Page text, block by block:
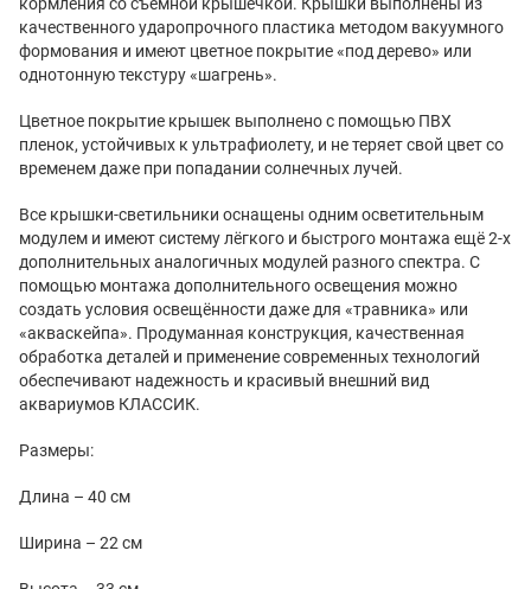
качественного ударопрочного пластика методом вакуумного
формования и имеют цветное покрытие «под дерево» или
однотонную текстуру «шагрень».
Цветное покрытие крышек выполнено с помощью ПВХ
пленок, устойчивых к ультрафиолету, и не теряет свой цвет со
временем даже при попадании солнечных лучей.
Все крышки-светильники оснащены одним осветительным
модулем и имеют систему лёгкого и быстрого монтажа ещё 2-х
дополнительных аналогичных модулей разного спектра. С
помощью монтажа дополнительного освещения можно
создать условия освещённости даже для «травника» или
«акваскейпа». Продуманная конструкция, качественная
обработка деталей и применение современных технологий
обеспечивают надежность и красивый внешний вид
аквариумов КЛАССИК.
Размеры:
Длина – 40 см
Ширина – 22 см